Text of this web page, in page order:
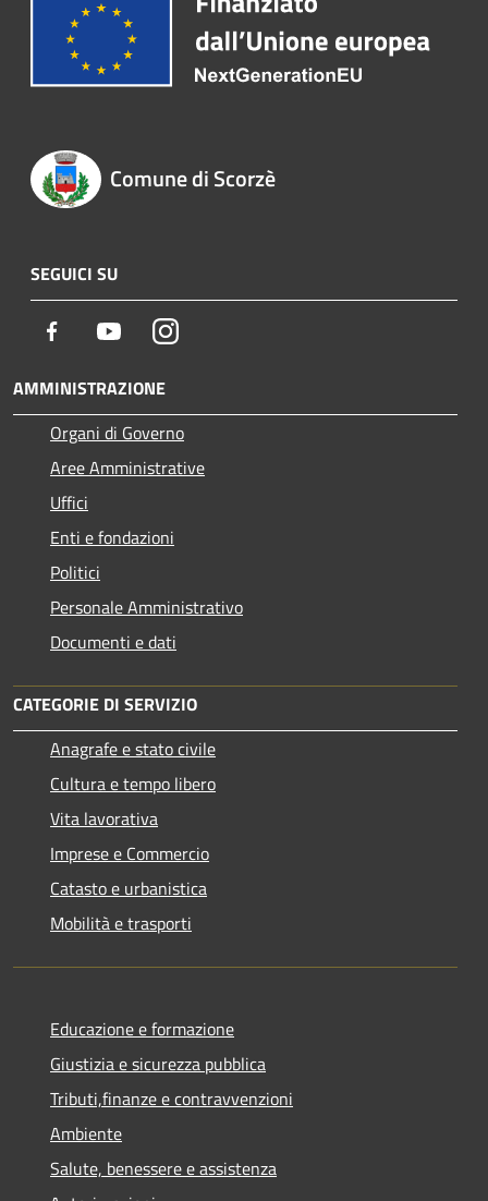
Comune di Scorzè
SEGUICI SU
Facebook YoutubeInstagram
AMMINISTRAZIONE
Organi di Governo
Aree Amministrative
Uffici
Enti e fondazioni
Politici
Personale Amministrativo
Documenti e dati
CATEGORIE DI SERVIZIO
Anagrafe e stato civile
Cultura e tempo libero
Vita lavorativa
Imprese e Commercio
Catasto e urbanistica
Mobilità e trasporti
Educazione e formazione
Giustizia e sicurezza pubblica
Tributi,finanze e contravvenzioni
Ambiente
Salute, benessere e assistenza